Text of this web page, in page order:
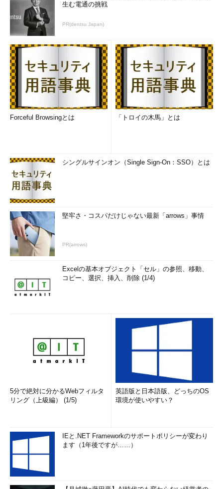
生む電通の挑戦
PR(dentsu Japan)
Forceful Browsingとは 「トロイの木馬」とは
シングルサインオン（Single Sign-On：SSO）とは
堅牢さ・コスパだけじゃない最新「arrows」事情
PR(arrows)
Excelの基本オブジェクト「セル」の参照、移動、
コピー、選択、挿入、削除 (1/4)
5分で絶対に分かるWebフィルタ
リング（上級編） (1/5)
英語版と日本語版、どっちのOS
環境が使いやすい？
IEと.NET Frameworkのサポートポリシーが変わり
ます（1年後ですが……）